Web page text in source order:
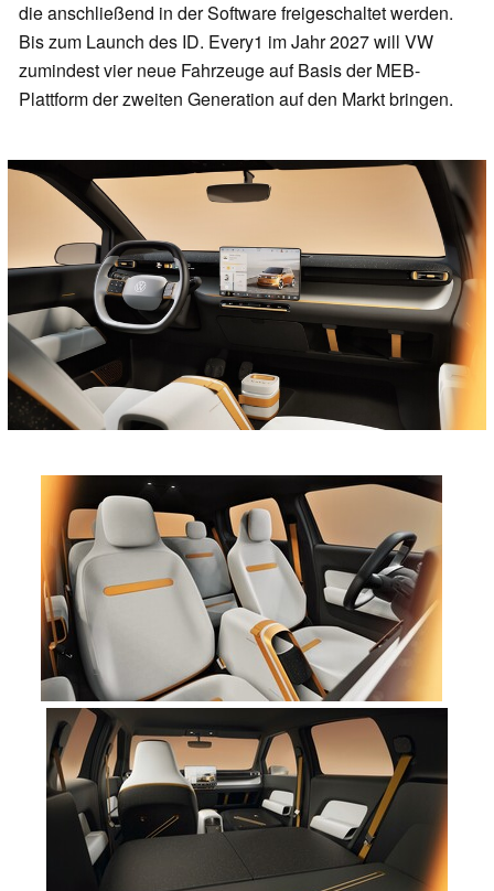
die anschließend in der Software freigeschaltet werden.
Bis zum Launch des ID. Every1 im Jahr 2027 will VW
zumindest vier neue Fahrzeuge auf Basis der MEB-
Plattform der zweiten Generation auf den Markt bringen.